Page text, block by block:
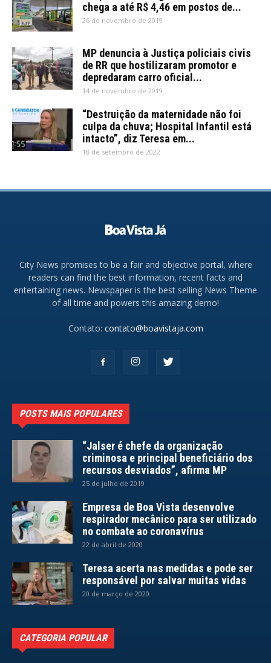
chega a até R$ 4,46 em postos de...
26 de novembro de 2019
MP denuncia à Justiça policiais civis
de RR que hostilizaram promotor e
depredaram carro oficial...
14 de novembro de 2019
“Destruição da maternidade não foi
culpa da chuva; Hospital Infantil está
intacto”, diz Teresa em...
18 de setembro de 2022
City News promises to be a fair and objective portal, where
readers can find the best information, recent facts and
entertaining news. Newspaper is the best selling News Theme
of all time and powers this amazing demo!
Contato: contato@boavistaja.com
POSTS MAIS POPULARES
“Jalser é chefe da organização
criminosa e principal beneficiário dos
recursos desviados”, afirma MP
25 de julho de 2019
Empresa de Boa Vista desenvolve
respirador mecânico para ser utilizado
no combate ao coronavírus
22 de abril de 2020
Teresa acerta nas medidas e pode ser
responsável por salvar muitas vidas
20 de março de 2020
CATEGORIA POPULAR